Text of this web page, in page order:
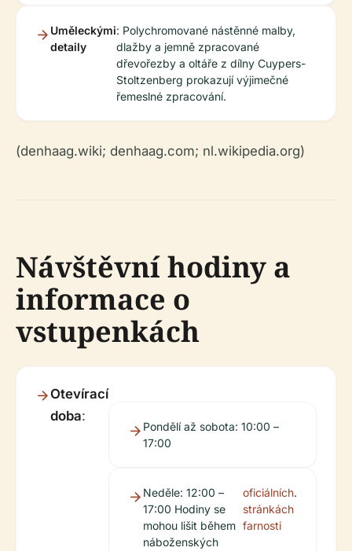
Uměleckými
detaily
: Polychromované nástěnné malby,
dlažby a jemně zpracované
dřevořezby a oltáře z dílny Cuypers-
Stoltzenberg prokazují výjimečné
řemeslné zpracování.
(denhaag.wiki; denhaag.com; nl.wikipedia.org)
Návštěvní hodiny a
informace o
vstupenkách
Otevírací
doba:
Pondělí až sobota: 10:00 –
17:00
Neděle: 12:00 –
17:00 Hodiny se
mohou lišit během
náboženských
oficiálních
stránkách
farnosti
.